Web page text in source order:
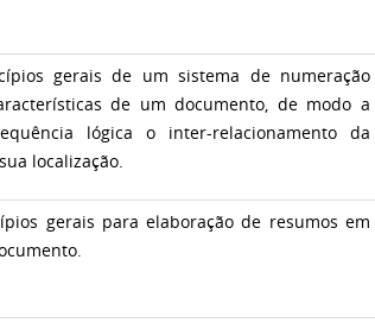
gerais de um sistema de numeração
de um documento, de modo a
lógica o inter-relacionamento da
localização.
gerais para elaboração de resumos em